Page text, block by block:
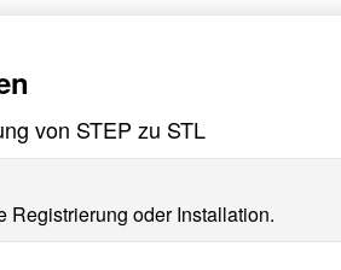
von STEP zu STL
Registrierung oder Installation.